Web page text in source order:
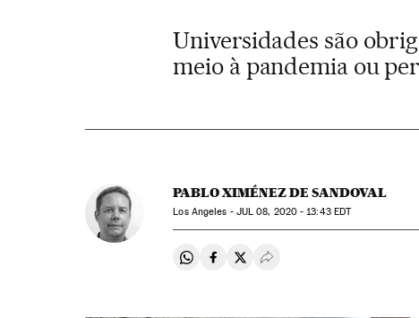
Universidades são
meio à pandemia ou
PABLO XIMÉNEZ DE SANDOVAL
Los Angeles - JUL 08, 2020 - 13:43EDT
Compartir en Whatsapp
Compartir en Facebook
Compartir en Twitter
Desplegar Redes Sociales